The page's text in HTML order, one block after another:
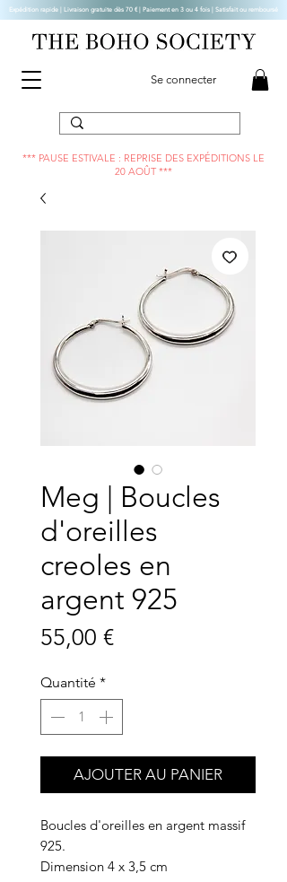
Se connecter
Expédition rapide | Livraison gratuite dès 70 € | Paiement en 3 ou 4 fois | Satisfait ou remboursé
*** PAUSE ESTIVALE : REPRISE DES EXPÉDITIONS LE
20 AOÛT ***
Meg | Boucles
d'oreilles
creoles en
argent 925
55,00 €Prix
Quantité *
AJOUTER AU PANIER
Boucles d'oreilles en argent massif
925.
Dimension 4 x 3,5 cm